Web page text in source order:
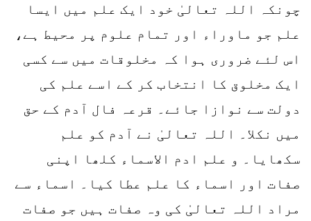
چونکہ اللہ تعالیٰ خود ایک علم میں ایسا
علم جو ماوراء اور تمام علوم پر محیط ہے،
اس لئے ضروری ہوا کہ مخلوقات میں سے کسی
ایک مخلوق کا انتخاب کر کے اسے علم کی
دولت سے نوازا جائے۔ قرعہ فال آدم کے حق
میں نکلا۔ اللہ تعالیٰ نے آدم کو علم
سکھایا۔ و علم ادم الاسماء کلھا اپنی
صفات اور اسماء کا علم عطا کیا۔ اسماء سے
مراد اللہ تعالیٰ کی وہ صفات ہیں جو صفات